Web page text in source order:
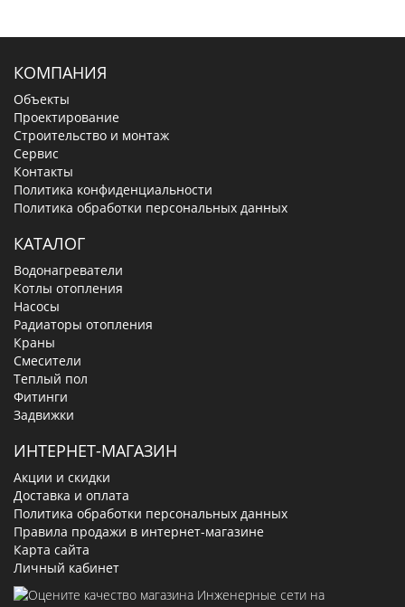
КОМПАНИЯ
Объекты
Проектирование
Строительство и монтаж
Сервис
Контакты
Политика конфиденциальности
Политика обработки персональных данных
КАТАЛОГ
Водонагреватели
Котлы отопления
Насосы
Радиаторы отопления
Краны
Смесители
Теплый пол
Фитинги
Задвижки
ИНТЕРНЕТ-МАГАЗИН
Акции и скидки
Доставка и оплата
Политика обработки персональных данных
Правила продажи в интернет-магазине
Карта сайта
Личный кабинет